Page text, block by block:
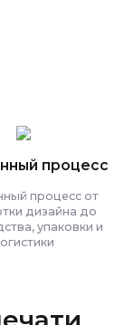
процесс
процесс от
дизайна до
упаковки и